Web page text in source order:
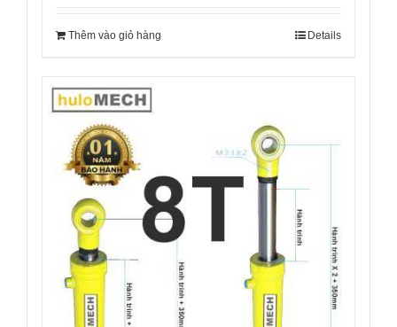
Thêm vào giỏ hàng Details